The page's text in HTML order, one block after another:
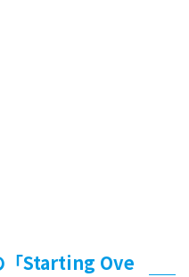
「Starting Ove